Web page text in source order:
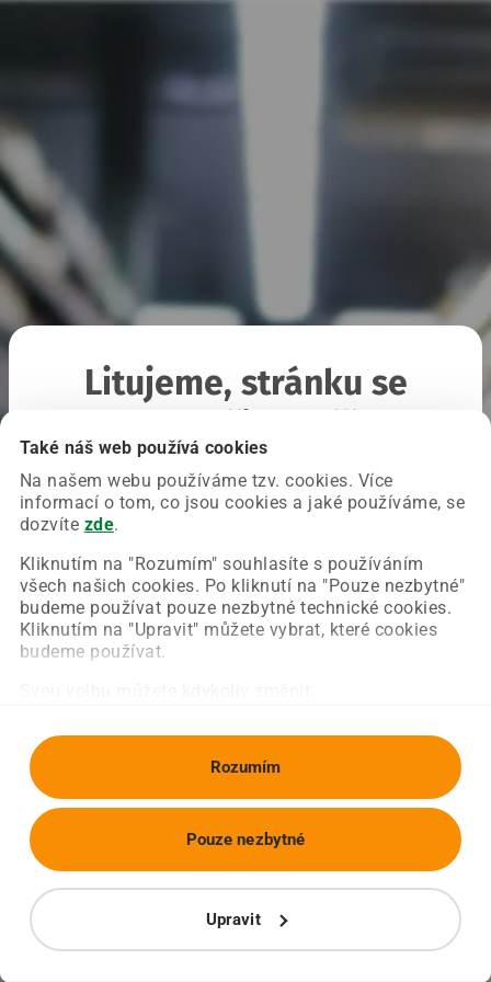
Také náš web používá cookies
Na našem webu používáme tzv. cookies. Více
informací o tom, co jsou cookies a jaké používáme, se
dozvíte zde.
Kliknutím na "Rozumím" souhlasíte s používáním
všech našich cookies. Po kliknutí na "Pouze nezbytné"
budeme používat pouze nezbytné technické cookies.
Kliknutím na "Upravit" můžete vybrat, které cookies
budeme používat.
Rozumím
Upravit
Pouze nezbytné
Litujeme, stránku se
Chyba nastala na naší straně a už ji opravujeme.
Zkuste prosím znovu načíst požadovanou stránku.
Obnovit stránku Úvodní strana